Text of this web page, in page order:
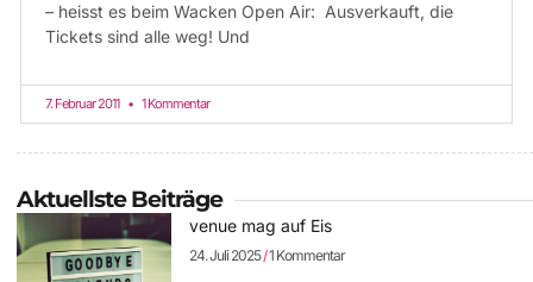
– heisst es beim Wacken Open Air: Ausverkauft, die
Tickets sind alle weg! Und
7. Februar 2011 1 Kommentar
Aktuellste Beiträge
venue mag auf Eis
24. Juli 2025 1 Kommentar